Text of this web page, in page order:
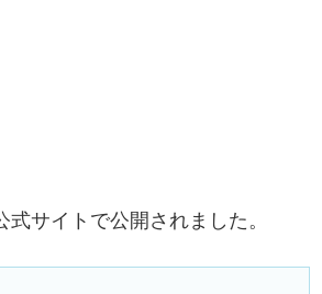
サイトで公開されました。